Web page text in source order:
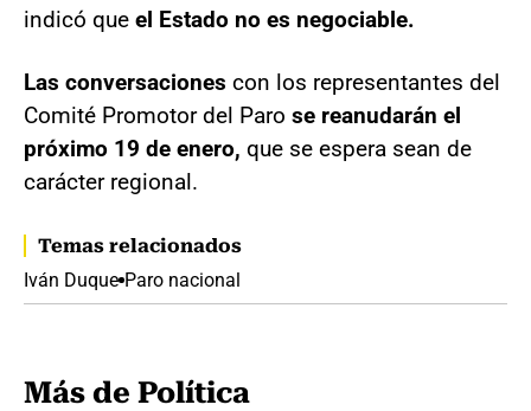
indicó que el Estado no es negociable.
Las conversaciones con los representantes del
Comité Promotor del Paro se reanudarán el
próximo 19 de enero, que se espera sean de
carácter regional.
Temas relacionados
Iván Duque Paro nacional
Más de Política